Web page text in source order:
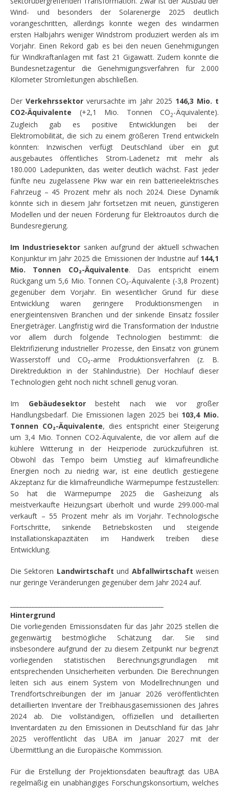
Wind- und besonders der Solarenergie 2025 deutlich
vorangeschritten, allerdings konnte wegen des windarmen
ersten Halbjahrs weniger Windstrom produziert werden als im
Vorjahr. Einen Rekord gab es bei den neuen Genehmigungen
für Windkraftanlagen mit fast 21 Gigawatt. Zudem konnte die
Bundesnetzagentur die Genehmigungsverfahren für 2.000
Kilometer Stromleitungen abschließen.
DerVerkehrssektor verursachte im Jahr 2025 146,3 Mio. t
CO2-Äquivalente (+2,1 Mio. Tonnen CO2-Äquivalente).
Zugleich gab es positive Entwicklungen bei der
Elektromobilität, die sich zu einem größeren Trend entwickeln
könnten: Inzwischen verfügt Deutschland über ein gut
ausgebautes öffentliches Strom-Ladenetz mit mehr als
180.000 Ladepunkten, das weiter deutlich wächst. Fast jeder
fünfte neu zugelassene Pkw war ein rein batterieelektrisches
Fahrzeug – 45 Prozent mehr als noch 2024. Diese Dynamik
könnte sich in diesem Jahr fortsetzen mit neuen, günstigeren
Modellen und der neuen Förderung für Elektroautos durch die
Bundesregierung.
Im Industriesektor sanken aufgrund der aktuell schwachen
Konjunktur im Jahr 2025 die Emissionen der Industrie auf 144,1
Mio. Tonnen CO₂-Äquivalente. Das entspricht einem
Rückgang um 5,6 Mio. Tonnen CO₂-Äquivalente (-3,8 Prozent)
gegenüber dem Vorjahr. Ein wesentlicher Grund für diese
Entwicklung waren geringere Produktionsmengen in
energieintensiven Branchen und der sinkende Einsatz fossiler
Energieträger. Langfristig wird die Transformation der Industrie
vor allem durch folgende Technologien bestimmt: die
Elektrifizierung industrieller Prozesse, den Einsatz von grünem
Wasserstoff und CO₂-arme Produktionsverfahren (z. B.
Direktreduktion in der Stahlindustrie). Der Hochlauf dieser
Technologien geht noch nicht schnell genug voran.
Im Gebäudesektorbesteht nach wie vor großer
Handlungsbedarf. Die Emissionen lagen 2025 bei 103,4 Mio.
Tonnen CO₂-Äquivalente, dies entspricht einer Steigerung
um 3,4 Mio. Tonnen CO2-Äquivalente, die vor allem auf die
kühlere Witterung in der Heizperiode zurückzuführen ist.
Obwohl das Tempo beim Umstieg auf klimafreundliche
Energien noch zu niedrig war, ist eine deutlich gestiegene
Akzeptanz für die klimafreundliche Wärmepumpe festzustellen:
So hat die Wärmepumpe 2025 die Gasheizung als
meistverkaufte Heizungsart überholt und wurde 299.000-mal
verkauft – 55 Prozent mehr als im Vorjahr. Technologische
Fortschritte, sinkende Betriebskosten und steigende
Installationskapazitäten im Handwerk treiben diese
Entwicklung.
Die Sektoren Landwirtschaft und Abfallwirtschaft weisen
nur geringe Veränderungen gegenüber dem Jahr 2024 auf.
Hintergrund
Die vorliegenden Emissionsdaten für das Jahr 2025 stellen die
gegenwärtig bestmögliche Schätzung dar. Sie sind
insbesondere aufgrund der zu diesem Zeitpunkt nur begrenzt
vorliegenden statistischen Berechnungsgrundlagen mit
entsprechenden Unsicherheiten verbunden. Die Berechnungen
leiten sich aus einem System von Modellrechnungen und
Trendfortschreibungen der im Januar 2026 veröffentlichten
detaillierten Inventare der Treibhausgasemissionen des Jahres
2024 ab. Die vollständigen, offiziellen und detaillierten
Inventardaten zu den Emissionen in Deutschland für das Jahr
2025 veröffentlicht das UBA im Januar 2027 mit der
Übermittlung an die Europäische Kommission.
Für die Erstellung der Projektionsdaten beauftragt das UBA
regelmäßig ein unabhängiges Forschungskonsortium, welches